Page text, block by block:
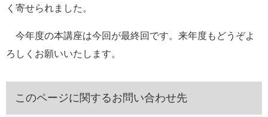
く寄せられました。
今年度の本講座は今回が最終回です。来年度もどうぞよ
ろしくお願いいたします。
このページに関するお問い合わせ先